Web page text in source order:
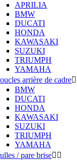
APRILIA
BMW
DUCATI
HONDA
KAWASAKI
SUZUKI
TRIUMPH
YAMAHA
arrière de cadre
BMW
DUCATI
HONDA
KAWASAKI
SUZUKI
TRIUMPH
YAMAHA
/ pare brise 